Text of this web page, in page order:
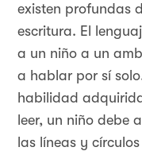
existen profundas
escritura. El
a un niño a un
a hablar por sí
habilidad
leer, un niño debe
las líneas y